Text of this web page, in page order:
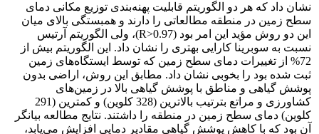
نشان داد که هر دو الگوریتم قابلیت پهنه‌بندی توزیع مکانی دمای
سطح زمین در منطقه مطالعاتی را دارند و همبستگی بالای میان
این دو روش مؤید این امر بود (R>0.97)، ولی الگوریتم آرتیس
نسبت به سوبرینا کارایی بهتری را نشان داد. این الگوریتم بیش از
72% از تغییرات دمای سطح زمین که توسط ایستگاه‌های زمین
ثبت شده بود را بخوبی نشان داد. مطابق این روش، اراضی بدون
پوشش گیاهی و مناطق با پوشش گیاهی بالا در زمین‌های
کشاورزی و مراتع بترتیب بالاترین (328 کلوین) و کمترین (291
کلوین) دمای سطح زمین در منطقه را داشتند. نتایج مطالعه بیانگر
آن بود که با کاهش پوشش گیاهی مقادیر دمایی افزایش می‌یابد،